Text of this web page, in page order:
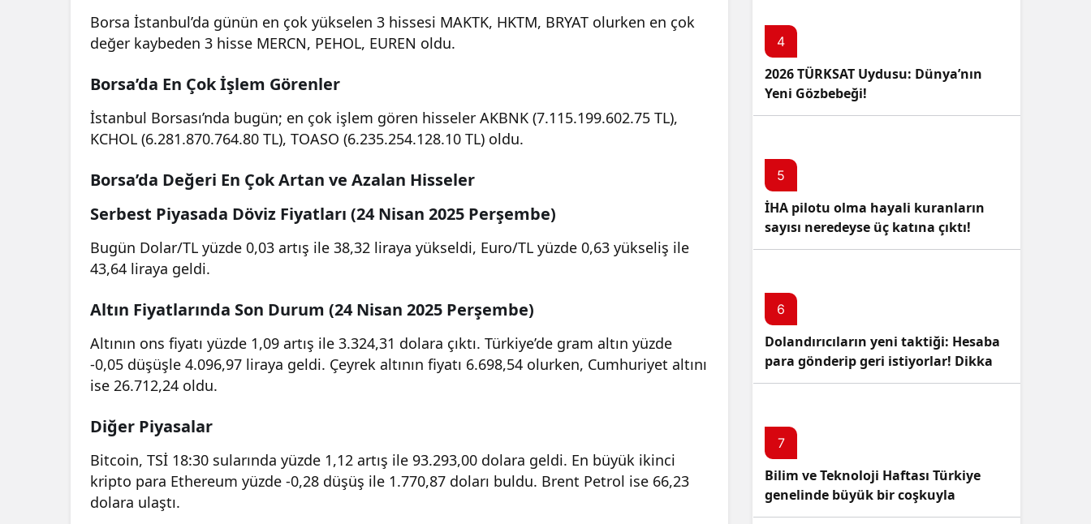
Borsa İstanbul’da günün en çok yükselen 3 hissesi MAKTK, HKTM, BRYAT olurken en çok
değer kaybeden 3 hisse MERCN, PEHOL, EUREN oldu.
Borsa’da En Çok İşlem Görenler
İstanbul Borsası’nda bugün; en çok işlem gören hisseler AKBNK (7.115.199.602.75 TL),
KCHOL (6.281.870.764.80 TL), TOASO (6.235.254.128.10 TL) oldu.
Borsa’da Değeri En Çok Artan ve Azalan Hisseler
Serbest Piyasada Döviz Fiyatları (24 Nisan 2025 Perşembe)
Bugün Dolar/TL yüzde 0,03 artış ile 38,32 liraya yükseldi, Euro/TL yüzde 0,63 yükseliş ile
43,64 liraya geldi.
Altın Fiyatlarında Son Durum (24 Nisan 2025 Perşembe)
Altının ons fiyatı yüzde 1,09 artış ile 3.324,31 dolara çıktı. Türkiye’de gram altın yüzde
-0,05 düşüşle 4.096,97 liraya geldi. Çeyrek altının fiyatı 6.698,54 olurken, Cumhuriyet altını
ise 26.712,24 oldu.
Diğer Piyasalar
Bitcoin, TSİ 18:30 sularında yüzde 1,12 artış ile 93.293,00 dolara geldi. En büyük ikinci
kripto para Ethereum yüzde -0,28 düşüş ile 1.770,87 doları buldu. Brent Petrol ise 66,23
dolara ulaştı.
4
2026 TÜRKSAT Uydusu: Dünya’nın
Yeni Gözbebeği!
5
İHA pilotu olma hayali kuranların
sayısı neredeyse üç katına çıktı!
6
Dolandırıcıların yeni taktiği: Hesaba
para gönderip geri istiyorlar! Dikkat
Edin!
7
Bilim ve Teknoloji Haftası Türkiye
genelinde büyük bir coşkuyla
kutlandı: İşte Etkinlikler ve